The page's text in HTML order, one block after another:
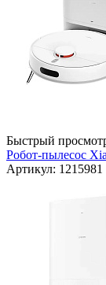
Быстрый
Робот-пылесос
Артикул: 1215981